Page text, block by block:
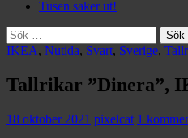
Tusen saker ut!
Sök
efter:
IKEA, Nutida, Svart, Sverige,
Tallrikar ”Dinera”,
18 oktober 2021 pixelcat 1